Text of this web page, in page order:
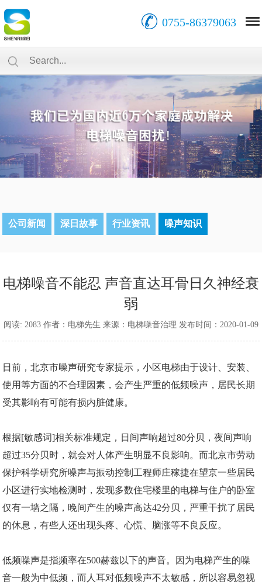
0755-86379063
公司新闻 深日故事 行业资讯 噪声知识
电梯噪音不能忍 声音直达耳骨日久神经衰
弱
阅读: 2083 作者：电梯先生 来源：电梯噪音治理 发布时间：2020-01-09
日前，北京市噪声研究专家提示，小区电梯由于设计、安装、
使用等方面的不合理因素，会产生严重的低频噪声，居民长期
受其影响有可能有损内脏健康。
根据[敏感词]相关标准规定，日间声响超过80分贝，夜间声响
超过35分贝时，就会对人体产生明显不良影响。而北京市劳动
保护科学研究所噪声与振动控制工程师庄稼捷在望京一些居民
小区进行实地检测时，发现多数住宅楼里的电梯与住户的卧室
仅有一墙之隔，晚间产生的噪声高达42分贝，严重干扰了居民
的休息，有些人还出现头疼、心慌、脑涨等不良反应。
低频噪声是指频率在500赫兹以下的声音。因为电梯产生的噪
音一般为中低频，而人耳对低频噪声不太敏感，所以容易忽视